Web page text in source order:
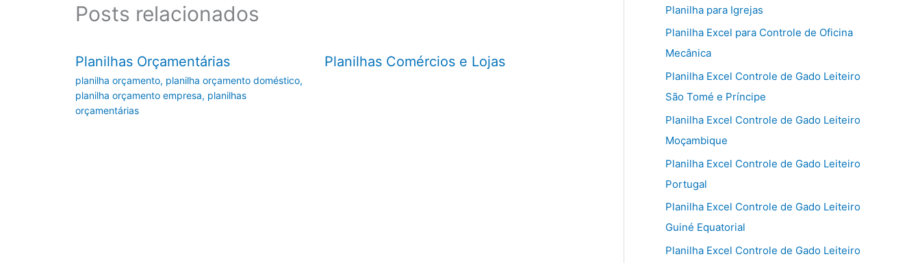
Posts relacionados
Planilhas Orçamentárias
planilha orçamento, planilha orçamento doméstico,
planilha orçamento empresa, planilhas
orçamentárias
Planilhas Comércios e Lojas
Planilha para Igrejas
Planilha Excel para Controle de Oficina
Mecânica
Planilha Excel Controle de Gado Leiteiro
São Tomé e Príncipe
Planilha Excel Controle de Gado Leiteiro
Moçambique
Planilha Excel Controle de Gado Leiteiro
Portugal
Planilha Excel Controle de Gado Leiteiro
Guiné Equatorial
Planilha Excel Controle de Gado Leiteiro